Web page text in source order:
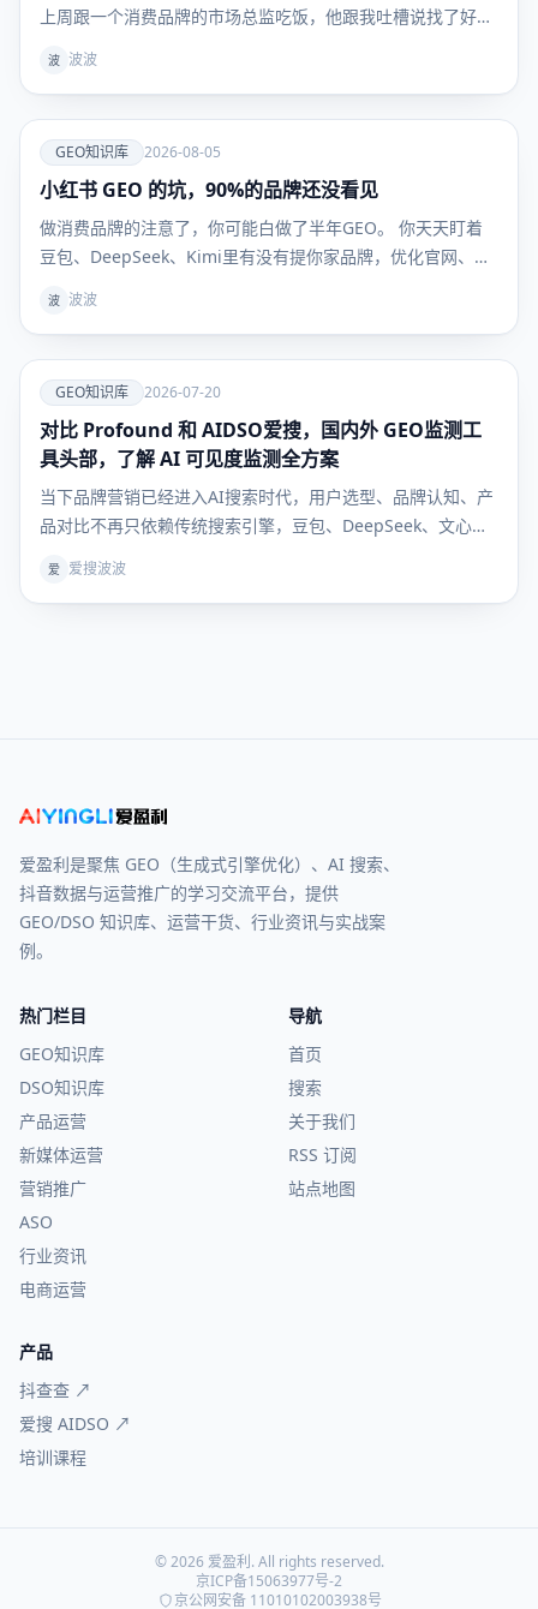
上周跟一个消费品牌的市场总监吃饭，他跟我吐槽说找了好几
月，效果好
波 波波
爱
GEO知识
GEO知识库 2026-08-05
小红书 GEO 的坑，90%的品牌还没看见
做消费品牌的注意了，你可能白做了半年GEO。 你天天盯着
豆包、DeepSeek、Kimi里有没有提你家品牌，优化官网、发
候，根本不看这些。 他们问AI："敏感肌用什么面霜不踩
波 波波
爱
GEO知识
库
GEO知识库 2026-07-20
对比 Profound 和 AIDSO爱搜，国内外 GEO监测工
具头部，了解 AI 可见度监测全方案
当下品牌营销已经进入AI搜索时代，用户选型、品牌认知、产
品对比不再只依赖传统搜索引擎，豆包、DeepSeek、文心一
GEO（生成式引擎优化）彻底解决“如何让AI主动推荐自家品
爱 爱搜波波
爱盈利是聚焦 GEO（生成式引擎优化）、AI 搜索、
抖音数据与运营推广的学习交流平台，提供
GEO/DSO 知识库、运营干货、行业资讯与实战案
例。
热门栏目
GEO知识库
DSO知识库
产品运营
新媒体运营
营销推广
ASO
行业资讯
电商运营
导航
首页
搜索
关于我们
RSS 订阅
站点地图
产品
抖查查 ↗
爱搜 AIDSO ↗
培训课程
© 2026 爱盈利. All rights reserved.
京ICP备15063977号-2
京公网安备 11010102003938号